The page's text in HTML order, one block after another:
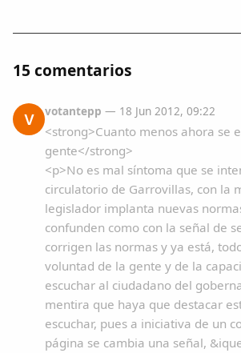
15 comentarios
V votantepp — 18 Jun 2012, 09:22
<strong>Cuanto menos ahora se
gente</strong>
<p>No es mal síntoma que se
circulatorio de Garrovillas, con la
legislador implanta nuevas
confunden como con la señal de
corrigen las normas y ya está,
voluntad de la gente y de la
escuchar al ciudadano del
mentira que haya que destacar
escuchar, pues a iniciativa de un
página se cambia una señal,